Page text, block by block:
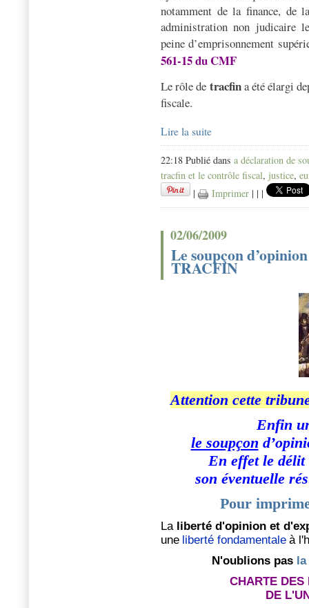
notamment de la finance,
administration non judicaire
peine d’emprisonnement
561-15 du CMF
Le rôle de tracfina été élargi
fiscale.
Lire la suite
22:18 Publié dans a déclaration de
tracfin et le contrôle fiscal, justice,
|
Imprimer | | |
02/06/2009
Le soupçon
TRACFIN
Attention cette
Enfin
le soupçon
En effet le délit
son éventuelle
Pour
La liberté d'opinion et
une liberté fondamentale à
N'oublions pas
CHARTE DES
DE